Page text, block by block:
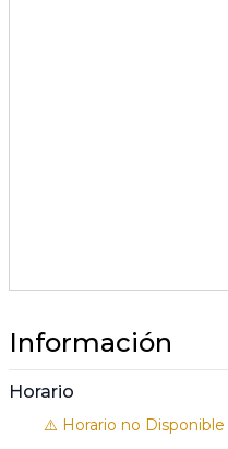
Información
Horario
⚠️ Horario no Disponible